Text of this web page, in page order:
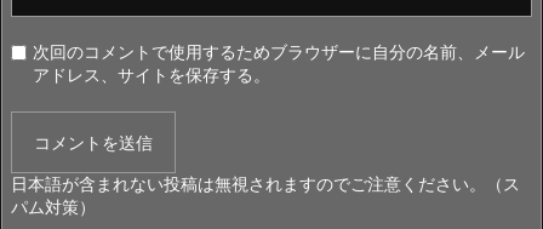
次回のコメントで使用するためブラウザーに自分の名前、メール
アドレス、サイトを保存する。
日本語が含まれない投稿は無視されますのでご注意ください。（ス
パム対策）